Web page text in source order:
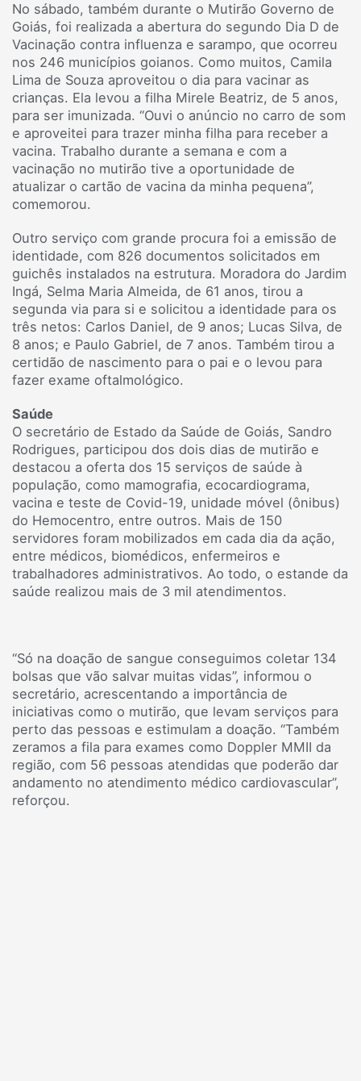
No sábado, também durante o Mutirão Governo de
Goiás, foi realizada a abertura do segundo Dia D de
Vacinação contra influenza e sarampo, que ocorreu
nos 246 municípios goianos. Como muitos, Camila
Lima de Souza aproveitou o dia para vacinar as
crianças. Ela levou a filha Mirele Beatriz, de 5 anos,
para ser imunizada. “Ouvi o anúncio no carro de som
e aproveitei para trazer minha filha para receber a
vacina. Trabalho durante a semana e com a
vacinação no mutirão tive a oportunidade de
atualizar o cartão de vacina da minha pequena”,
comemorou.
Outro serviço com grande procura foi a emissão de
identidade, com 826 documentos solicitados em
guichês instalados na estrutura. Moradora do Jardim
Ingá, Selma Maria Almeida, de 61 anos, tirou a
segunda via para si e solicitou a identidade para os
três netos: Carlos Daniel, de 9 anos; Lucas Silva, de
8 anos; e Paulo Gabriel, de 7 anos. Também tirou a
certidão de nascimento para o pai e o levou para
fazer exame oftalmológico.
Saúde
O secretário de Estado da Saúde de Goiás, Sandro
Rodrigues, participou dos dois dias de mutirão e
destacou a oferta dos 15 serviços de saúde à
população, como mamografia, ecocardiograma,
vacina e teste de Covid-19, unidade móvel (ônibus)
do Hemocentro, entre outros. Mais de 150
servidores foram mobilizados em cada dia da ação,
entre médicos, biomédicos, enfermeiros e
trabalhadores administrativos. Ao todo, o estande da
saúde realizou mais de 3 mil atendimentos.
“Só na doação de sangue conseguimos coletar 134
bolsas que vão salvar muitas vidas”, informou o
secretário, acrescentando a importância de
iniciativas como o mutirão, que levam serviços para
perto das pessoas e estimulam a doação. “Também
zeramos a fila para exames como Doppler MMII da
região, com 56 pessoas atendidas que poderão dar
andamento no atendimento médico cardiovascular”,
reforçou.